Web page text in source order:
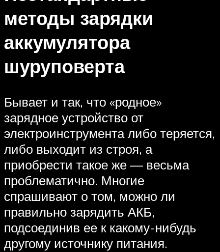
методы зарядки
аккумулятора
шуруповерта
Бывает и так, что «родное»
зарядное устройство от
электроинструмента либо теряется,
либо выходит из строя, а
приобрести такое же — весьма
проблематично. Многие
спрашивают о том, можно ли
правильно зарядить АКБ,
подсоединив ее к какому-нибудь
другому источнику питания.